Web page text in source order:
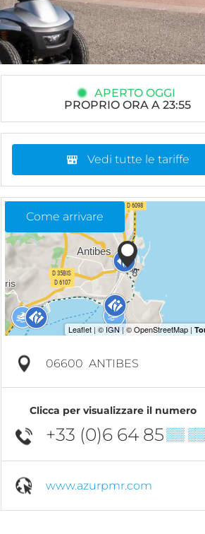
APERTO OGGI
PROPRIO ORA A 23:55
Vedi tutte le tariffe
Come arrivare
06600 ANTIBES
Clicca per visualizzare il numero
+33 (0)6 64 85▒▒
www.azurpmr.com